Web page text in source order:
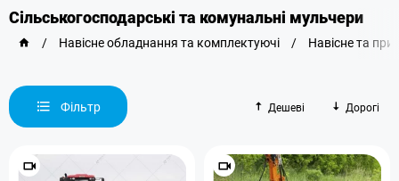
Сільськогосподарські та комунальні мульчери
/ Навісне обладнання та комплектуючі / Навісне та
Фільтр Дешеві Дорогі